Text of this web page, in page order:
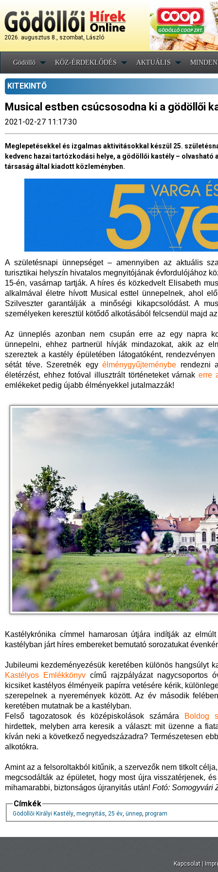
2026. augusztus 8., szombat, László
Gödöllő KÖZ-ÉRDEKLŐDÉS AKTUÁLIS
KITEKINTŐ
Musical estben csúcsosodna ki a gödöllői
2021-02-27 11:17:30
Meglepetésekkel és izgalmas aktivitásokkal készül 25.
kedvenc hazai tartózkodási helye, a gödöllői kastély –
társaság által kiadott közleményben.
A születésnapi ünnepséget – amennyiben az aktuális
turisztikai helyszín hivatalos megnyitójának évfordulójához
15-én, vasárnap tartják. A híres és közkedvelt Elisabeth
alkalmával életre hívott Musical esttel ünnepelnek, ahol
Szilveszter garantálják a minőségi kikapcsolódást. A
személyeken keresztül kötődő alkotásából felcsendül majd
Az ünneplés azonban nem csupán erre az egy napra
ünnepelni, ehhez partnerül hívják mindazokat, akik az
szereztek a kastély épületében látogatóként,
sétát téve. Szeretnék egyélménygyűjteménybe rendezni
életérzést, ehhez fotóval illusztrált történeteket várnak erre
emlékeket pedig újabb élményekkel jutalmazzák!
Kastélykrónika címmel hamarosan útjára indítják az
kastélyban járt híres embereket bemutató sorozatukat
Jubileumi kezdeményezésük keretében különös hangsúlyt
Kastélyos Emlékkönyvcímű rajzpályázat nagycsoportos
kicsiket kastélyos élményeik papírra vetésére kérik,
szerepelnek a nyeremények között. Az év második
keretében mutatnak be a kastélyban.
Felső tagozatosok és középiskolások számára
Boldog
hirdettek, melyben arra keresik a választ: mit üzenne a
kíván neki a következő negyedszázadra? Természetesen
alkotókra.
Amint az a felsoroltakból kitűnik, a szervezők nem titkolt
megcsodálták az épületet, hogy most újra visszatérjenek,
mihamarabbi, biztonságos újranyitás után! Fotó: Somogyvári
Címkék
Gödöllői Királyi Kastély, megnyitás, 25 év, ünnep, program
Kapcsolat |